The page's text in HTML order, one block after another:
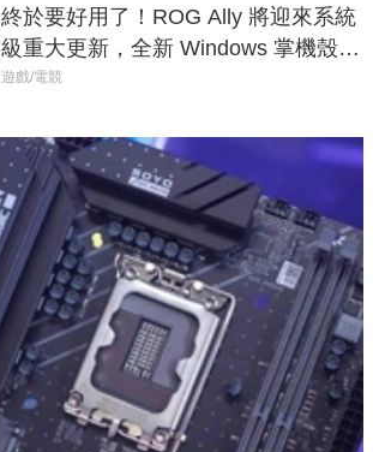
終於要好用了！ROG Ally 將迎來系統
級重大更新，全新 Windows 掌機殼模
式讓操作就像 Xbox 一樣順暢
遊戲/電競